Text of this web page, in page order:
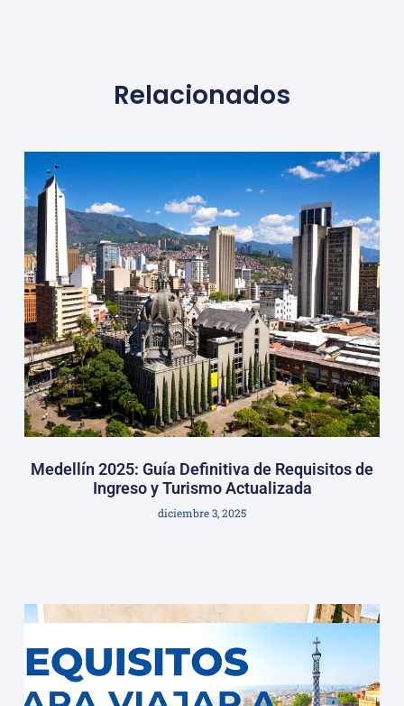
Relacionados
Medellín 2025: Guía Definitiva de Requisitos de
Ingreso y Turismo Actualizada
diciembre 3, 2025